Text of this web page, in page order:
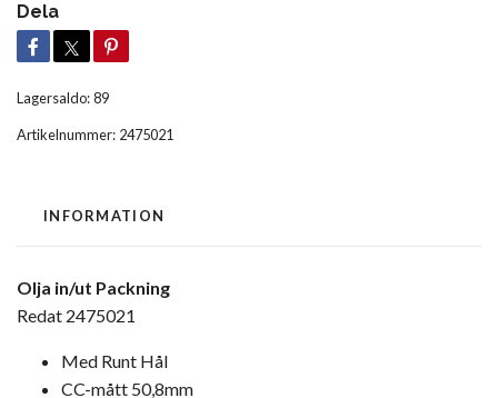
Dela
Lagersaldo:89
Artikelnummer: 2475021
INFORMATION
Olja in/ut Packning
Redat 2475021
Med Runt Hål
CC-mått 50,8mm